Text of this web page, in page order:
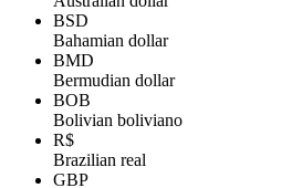
BSD
Bahamian dollar
BMD
Bermudian dollar
BOB
Bolivian boliviano
R$
Brazilian real
GBP